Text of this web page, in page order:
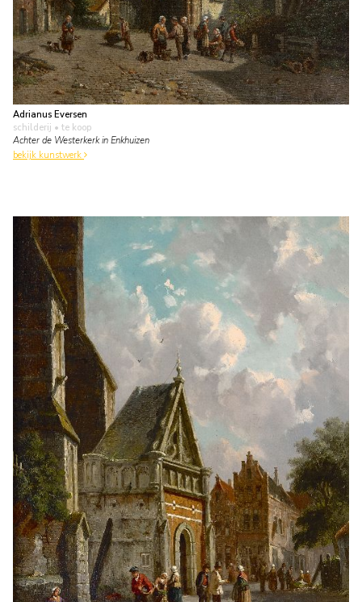
Adrianus Eversen
schilderij • te koop
Achter de Westerkerk in Enkhuizen
bekijk kunstwerk